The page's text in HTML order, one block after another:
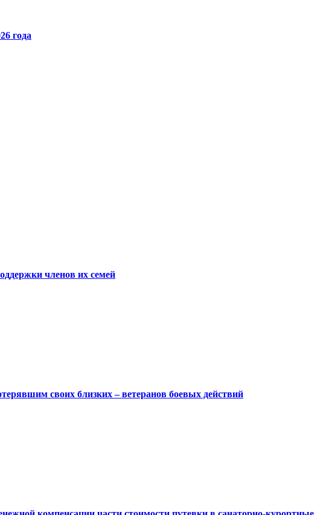
года
членов их семей
своих близких – ветеранов боевых действий